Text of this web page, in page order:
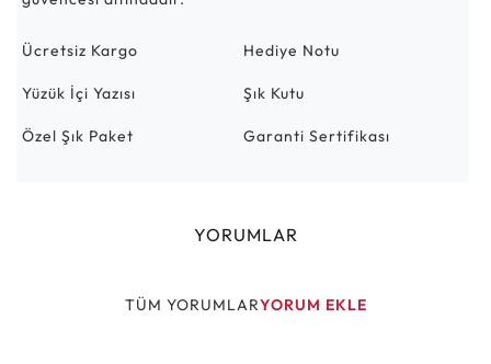
Ücretsiz Kargo Hediye Notu
Yüzük İçi Yazısı Şık Kutu
Özel Şık Paket Garanti Sertifikası
YORUMLAR
TÜM YORUMLARYORUM EKLE